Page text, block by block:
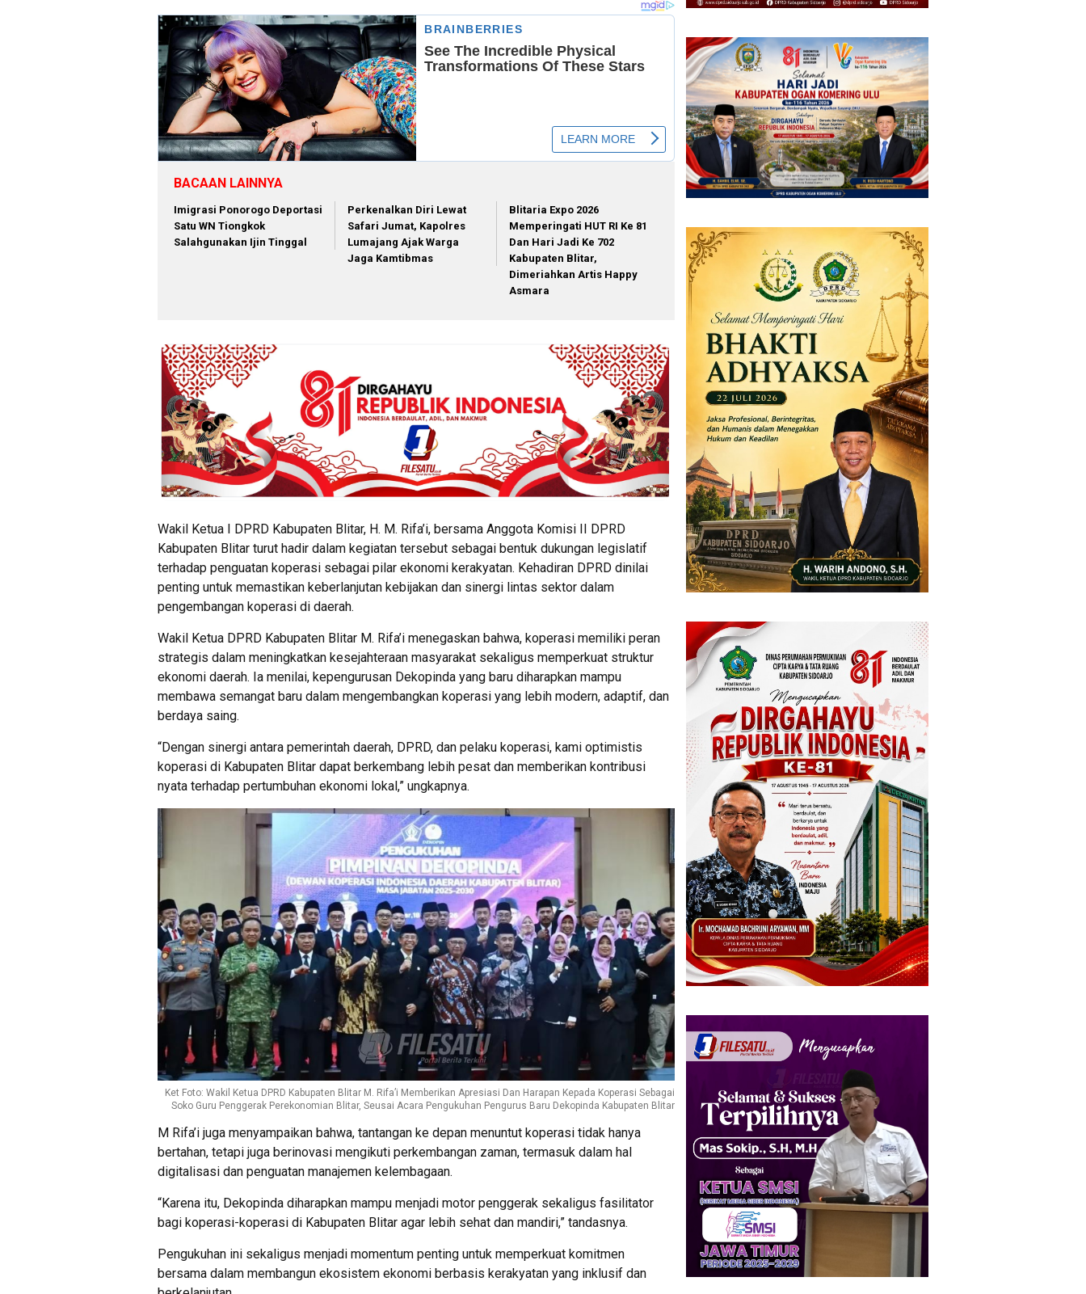
BACAAN LAINNYA
Imigrasi Ponorogo Deportasi
Satu WN Tiongkok
Salahgunakan Ijin Tinggal
Perkenalkan Diri Lewat
Safari Jumat, Kapolres
Lumajang Ajak Warga
Jaga Kamtibmas
Blitaria Expo 2026
Memperingati HUT RI Ke 81
Dan Hari Jadi Ke 702
Kabupaten Blitar,
Dimeriahkan Artis Happy
Asmara
Wakil Ketua I DPRD Kabupaten Blitar, H. M. Rifa’i, bersama Anggota Komisi II DPRD
Kabupaten Blitar turut hadir dalam kegiatan tersebut sebagai bentuk dukungan legislatif
terhadap penguatan koperasi sebagai pilar ekonomi kerakyatan. Kehadiran DPRD dinilai
penting untuk memastikan keberlanjutan kebijakan dan sinergi lintas sektor dalam
pengembangan koperasi di daerah.
Wakil Ketua DPRD Kabupaten Blitar M. Rifa’i menegaskan bahwa, koperasi memiliki peran
strategis dalam meningkatkan kesejahteraan masyarakat sekaligus memperkuat struktur
ekonomi daerah. Ia menilai, kepengurusan Dekopinda yang baru diharapkan mampu
membawa semangat baru dalam mengembangkan koperasi yang lebih modern, adaptif, dan
berdaya saing.
“Dengan sinergi antara pemerintah daerah, DPRD, dan pelaku koperasi, kami optimistis
koperasi di Kabupaten Blitar dapat berkembang lebih pesat dan memberikan kontribusi
nyata terhadap pertumbuhan ekonomi lokal,” ungkapnya.
Ket Foto: Wakil Ketua DPRD Kabupaten Blitar M. Rifa’i Memberikan Apresiasi Dan Harapan Kepada Koperasi Sebagai
Soko Guru Penggerak Perekonomian Blitar, Seusai Acara Pengukuhan Pengurus Baru Dekopinda Kabupaten Blitar
M Rifa’i juga menyampaikan bahwa, tantangan ke depan menuntut koperasi tidak hanya
bertahan, tetapi juga berinovasi mengikuti perkembangan zaman, termasuk dalam hal
digitalisasi dan penguatan manajemen kelembagaan.
“Karena itu, Dekopinda diharapkan mampu menjadi motor penggerak sekaligus fasilitator
bagi koperasi-koperasi di Kabupaten Blitar agar lebih sehat dan mandiri,” tandasnya.
Pengukuhan ini sekaligus menjadi momentum penting untuk memperkuat komitmen
bersama dalam membangun ekosistem ekonomi berbasis kerakyatan yang inklusif dan